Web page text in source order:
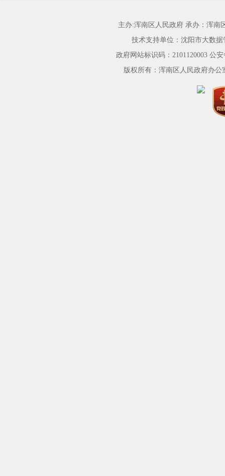
主办:浑南区人民政府 承办：浑
技术支持单位：沈阳市大数
政府网站标识码：2101120003 公安
版权所有：浑南区人民政府办